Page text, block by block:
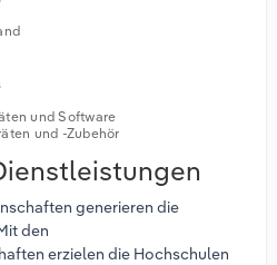
und Software
und -Zubehör
generieren die
den
erzielen die Hochschulen